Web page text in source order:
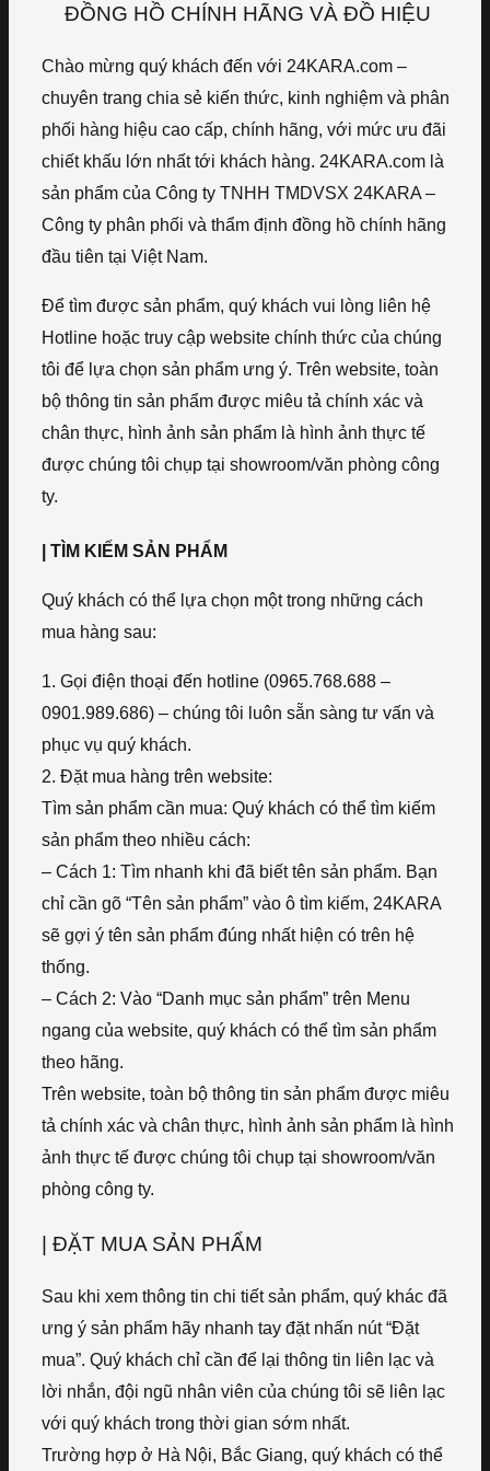
ĐỒNG HỒ CHÍNH HÃNG VÀ ĐỒ HIỆU
Chào mừng quý khách đến với 24KARA.com –
chuyên trang chia sẻ kiến thức, kinh nghiệm và phân
phối hàng hiệu cao cấp, chính hãng, với mức ưu đãi
chiết khấu lớn nhất tới khách hàng. 24KARA.com là
sản phẩm của Công ty TNHH TMDVSX 24KARA –
Công ty phân phối và thẩm định đồng hồ chính hãng
đầu tiên tại Việt Nam.
Để tìm được sản phẩm, quý khách vui lòng liên hệ
Hotline hoặc truy cập website chính thức của chúng
tôi để lựa chọn sản phẩm ưng ý. Trên website, toàn
bộ thông tin sản phẩm được miêu tả chính xác và
chân thực, hình ảnh sản phẩm là hình ảnh thực tế
được chúng tôi chụp tại showroom/văn phòng công
ty.
| TÌM KIẾM SẢN PHẨM
Quý khách có thể lựa chọn một trong những cách
mua hàng sau:
1. Gọi điện thoại đến hotline (0965.768.688 –
0901.989.686) – chúng tôi luôn sẵn sàng tư vấn và
phục vụ quý khách.
2. Đặt mua hàng trên website:
Tìm sản phẩm cần mua: Quý khách có thể tìm kiếm
sản phẩm theo nhiều cách:
– Cách 1: Tìm nhanh khi đã biết tên sản phẩm. Bạn
chỉ cần gõ “Tên sản phẩm” vào ô tìm kiếm, 24KARA
sẽ gợi ý tên sản phẩm đúng nhất hiện có trên hệ
thống.
– Cách 2: Vào “Danh mục sản phẩm” trên Menu
ngang của website, quý khách có thể tìm sản phẩm
theo hãng.
Trên website, toàn bộ thông tin sản phẩm được miêu
tả chính xác và chân thực, hình ảnh sản phẩm là hình
ảnh thực tế được chúng tôi chụp tại showroom/văn
phòng công ty.
| ĐẶT MUA SẢN PHẨM
Sau khi xem thông tin chi tiết sản phẩm, quý khác đã
ưng ý sản phẩm hãy nhanh tay đặt nhấn nút “Đặt
mua”. Quý khách chỉ cần để lại thông tin liên lạc và
lời nhắn, đội ngũ nhân viên của chúng tôi sẽ liên lạc
với quý khách trong thời gian sớm nhất.
Trường hợp ở Hà Nội, Bắc Giang, quý khách có thể